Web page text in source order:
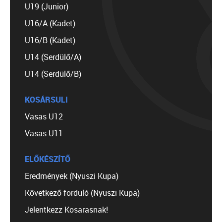
U19 (Junior)
U16/A (Kadet)
U16/B (Kadet)
U14 (Serdülő/A)
U14 (Serdülő/B)
KOSÁRSULI
Vasas U12
Vasas U11
ELŐKÉSZÍTŐ
Eredmények (Nyuszi Kupa)
Következő forduló (Nyuszi Kupa)
Jelentkezz Kosarasnak!